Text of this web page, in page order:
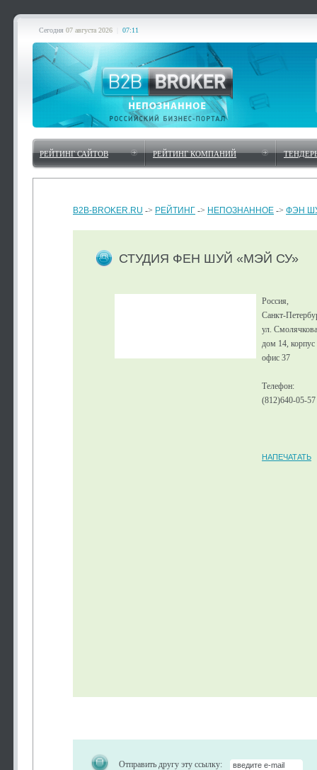
Сегодня 07 августа 2026 07:11
РЕЙТИНГ САЙТОВ РЕЙТИНГ КОМПАНИЙ
B2B-BROKER.RU -> РЕЙТИНГ -> НЕПОЗНАННОЕ -> ФЭН
СТУДИЯ ФЕН ШУЙ «МЭЙ СУ»
Россия,
Санкт-
ул.
дом 14, корпус
офис 37
Телефон:
(812)640-05-57
НАПЕЧАТАТЬ
Отправить другу эту ссылку: